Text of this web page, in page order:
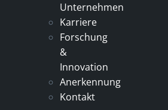
Unternehmen
Karriere
Forschung
&
Innovation
Anerkennung
Kontakt